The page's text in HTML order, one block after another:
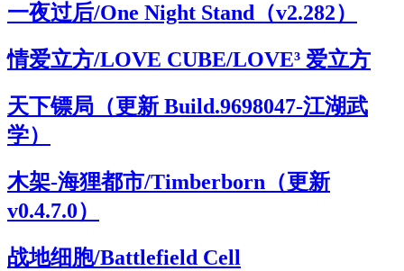
一夜过后/One Night Stand（v2.282）
情爱立方/LOVE CUBE/LOVE³ 爱立方
天下镖局（更新 Build.9698047-江湖武
学）
木架-海狸都市/Timberborn（更新
v0.4.7.0）
战地细胞/Battlefield Cell